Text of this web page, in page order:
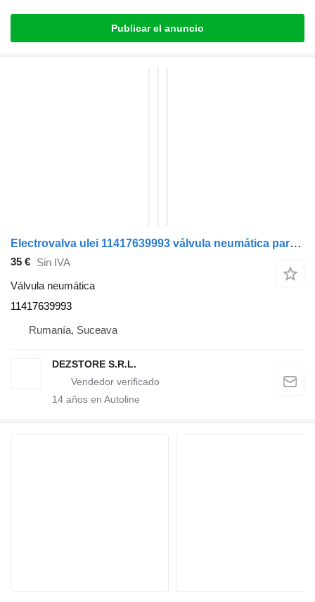
Publicar el anuncio
Electrovalva ulei 11417639993 válvula neumática para BMW X5 coche
35 € Sin IVA
Válvula neumática
11417639993
Rumanía, Suceava
DEZSTORE S.R.L.
14 años en Autoline